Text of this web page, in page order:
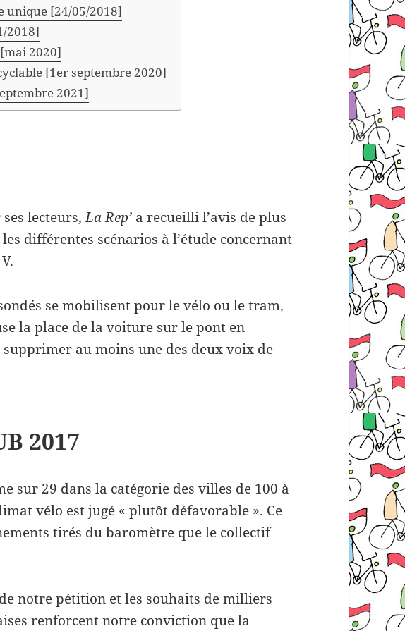
unique [24/05/2018]
2018]
2020]
[1er septembre 2020]
2021]
lecteurs,La Rep’ a recueilli l’avis de plus
différentes scénarios à l’étude concernant
se mobilisent pour le vélo ou le tram,
la place de la voiture sur le pont en
au moins une des deux voix de
2017
sur 29 dans la catégorie des villes de 100 à
vélo est jugé « plutôt défavorable ». Ce
tirés du baromètre que le collectif
notre pétition et les souhaits de milliers
renforcent notre conviction que la